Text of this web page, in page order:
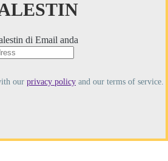
di Email anda
our privacy policy and our terms of service.